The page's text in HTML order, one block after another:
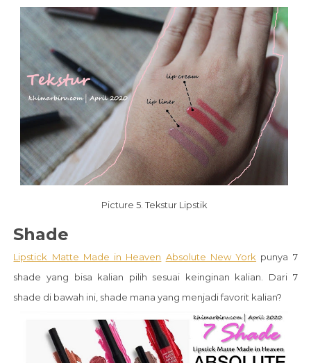
Picture 5. Tekstur Lipstik
Shade
Lipstick Matte Made in Heaven Absolute New York punya 7
shade yang bisa kalian pilih sesuai keinginan kalian. Dari 7
shade di bawah ini, shade mana yang menjadi favorit kalian?